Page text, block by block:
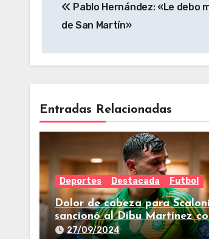
Pablo Hernández: «Le debo
de San Martín»
Entradas Relacionadas
Deportes Destacada Futbol
Dolor de cabeza para
sancionó al Dibu Martínez
fechas
27/09/2024